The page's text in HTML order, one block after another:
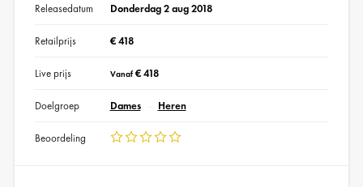
Releasedatum Donderdag 2 aug 2018
Retailprijs € 418
Live prijs Vanaf€ 418
Doelgroep Dames Heren
Beoordeling